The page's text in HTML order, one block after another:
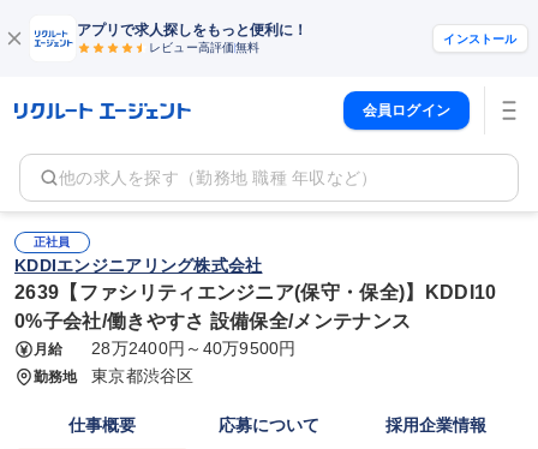
アプリで求人探しをもっと便利に！
レビュー高評価無料
インストール
会員ログイン
他の求人を探す（勤務地 職種 年収など）
正社員
KDDIエンジニアリング株式会社
2639【ファシリティエンジニア(保守・保全)】KDDI10
0%子会社/働きやすさ 設備保全/メンテナンス
月給 28万2400円～40万9500円
勤務地 東京都渋谷区
仕事概要 応募について 採用企業情報